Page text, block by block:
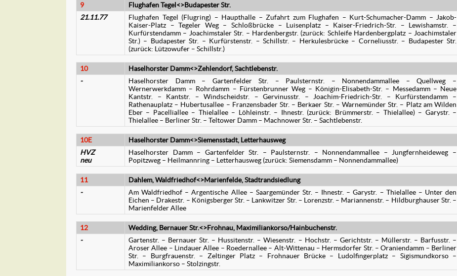
9
Flughafen Tegel<>Budapester Str.
21.11.77
Flughafen Tegel (Flugring) – Haupthalle – Zufahrt zum Flughafen – Kurt-Schumacher-Damm – Jakob-
Kaiser-Platz – Tegeler Weg – Schloßbrücke – Luisenplatz – Kaiser-Friedrich-Str. – Lewishamstr. –
Kurfürstendamm – Joachimstaler Str. – Hardenbergstr. (zurück: Schleife Hardenbergplatz – Joachimstaler
Str.) – Budapester Str. – Kurfürstenstr. – Schillstr. – Herkulesbrücke – Corneliusstr. – Budapester Str.
(zurück: Lützowufer – Schillstr.)
10
Haselhorster Damm<>Zehlendorf, Sachtlebenstr.
-
Haselhorster Damm – Gartenfelder Str. – Paulsternstr. – Nonnendammallee – Quellweg –
Wernerwerkdamm – Rohrdamm – Fürstenbrunner Weg – Königin-Elisabeth-Str. – Messedamm – Neue
Kantstr. – Kantstr. – Windscheidstr. – Gervinusstr. – Joachim-Friedrich-Str. – Kurfürstendamm –
Rathenauplatz – Hubertusallee – Franzensbader Str. – Berkaer Str. – Warnemünder Str. – Platz am Wilden
Eber – Pacelliallee – Thielallee – Löhleinstr. – Ihnestr. (zurück: Brümmerstr. – Thielallee) – Garystr. –
Thielallee – Berliner Str. – Teltower Damm – Machnower Str. – Sachtlebenstr.
10E
Haselhorster Damm<>Siemensstadt, Letterhausweg
HVZ
neu
Haselhorster Damm – Gartenfelder Str. – Paulsternstr. – Nonnendammallee – Jungfernheideweg –
Popitzweg – Heilmannring – Letterhausweg (zurück: Siemensdamm – Nonnendammallee)
11
Dahlem, Waldfriedhof<>Marienfelde, Stadtrandsiedlung
-
Am Waldfriedhof – Argentische Allee – Saargemünder Str. – Ihnestr. – Garystr. – Thielallee – Unter den
Eichen – Drakestr. – Königsberger Str. – Lankwitzer Str. – Lorenzstr. – Mariannenstr. – Hildburghauser Str. –
Marienfelder Allee
12
Wedding, Bernauer Str.<>Frohnau, Maximiliankorso/Hainbuchenstr.
-
Gartenstr. – Bernauer Str. – Hussitenstr. – Wiesenstr. – Hochstr. – Gerichtstr. – Müllerstr. – Barfusstr. –
Aroser Allee – Lindauer Allee – Roedernallee – Alt-Wittenau – Hermsdorfer Str. – Oraniendamm – Berliner
Str. – Burgfrauenstr. – Zeltinger Platz – Frohnauer Brücke – Ludolfingerplatz – Sigismundkorso –
Maximiliankorso – Stolzingstr.